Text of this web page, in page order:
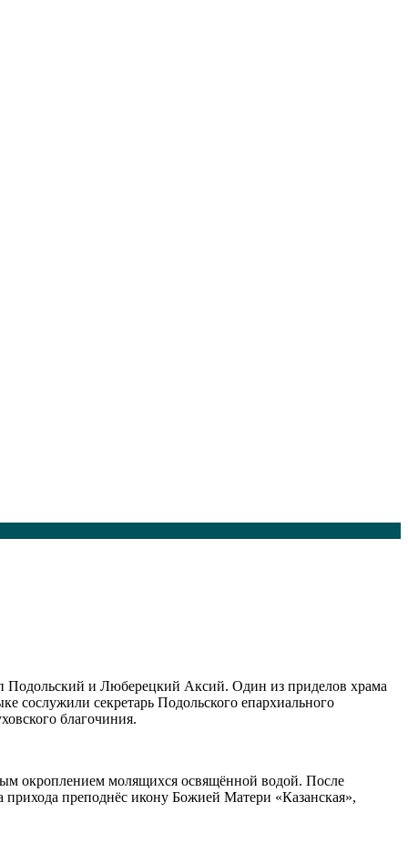
Подольский и Люберецкий Аксий. Один из приделов храма
сослужили секретарь Подольского епархиального
благочиния.
окроплением молящихся освящённой водой. После
преподнёс икону Божией Матери «Казанская»,